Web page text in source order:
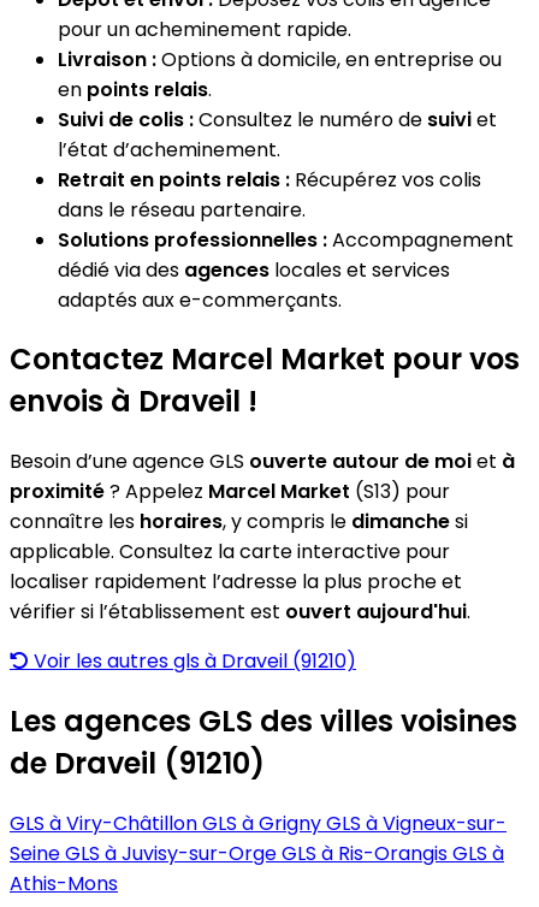
pour un acheminement rapide.
Livraison :Options à domicile, en entreprise ou
en points relais.
Suivi de colis :Consultez le numéro de suiviet
l’état d’acheminement.
Retrait en points relais : Récupérez vos colis
dans le réseau partenaire.
Solutions professionnelles :Accompagnement
dédié via des agences locales et services
adaptés aux e-commerçants.
Contactez Marcel Market pour vos
envois à Draveil !
Besoin d’une agence GLS ouverte autour de moiet à
proximité? Appelez Marcel Market (S13) pour
connaître les horaires, y compris le dimanchesi
applicable. Consultez la carte interactive pour
localiser rapidement l’adresse la plus proche et
vérifier si l’établissement est ouvert aujourd'hui.
Voir les autres gls à Draveil (91210)
Les agences GLS des villes voisines
de Draveil (91210)
GLS à Viry-ChâtillonGLS à GrignyGLS à Vigneux-sur-
SeineGLS à Juvisy-sur-OrgeGLS à Ris-OrangisGLS à
Athis-Mons